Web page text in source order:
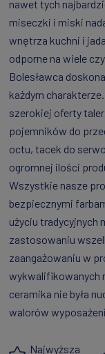
nawet tych
miseczki i miski
wnętrza kuchni i
odporne na wiele
Bolesławca
każdym
szerokiej oferty
pojemników do
octu, tacek do
ogromnej ilości
Wszystkie nasze
bezpiecznymi
użyciu tradycyjnych
zastosowaniu
zaangażowaniu w
wykwalifikowanych
ceramika nie była
walorów
Najwyższa